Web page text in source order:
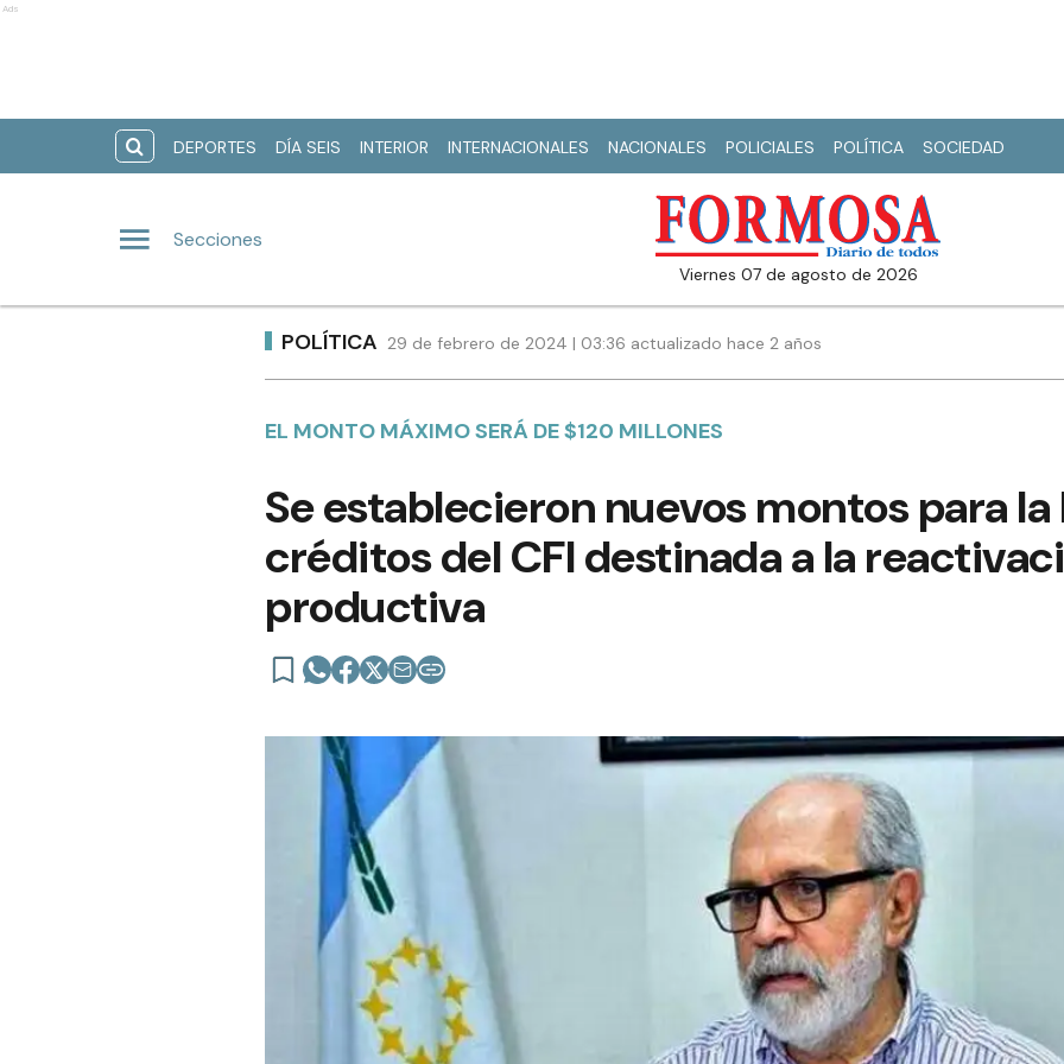
Ads
DEPORTES DÍA SEIS INTERIOR INTERNACIONALES NACIONALES POLICIALES POLÍTICA SOCIEDAD
Secciones
viernes 07 de agosto de 2026
POLÍTICA 29 de febrero de 2024 | 03:36 actualizado hace 2 años
EL MONTO MÁXIMO SERÁ DE $120 MILLONES
Se establecieron nuevos montos para la
créditos del CFI destinada a la
productiva